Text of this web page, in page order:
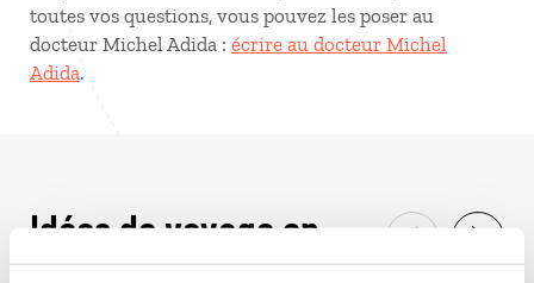
toutes vos questions, vous pouvez les poser au
docteur Michel Adida : écrire au docteur Michel
Adida.
Idées de voyage en